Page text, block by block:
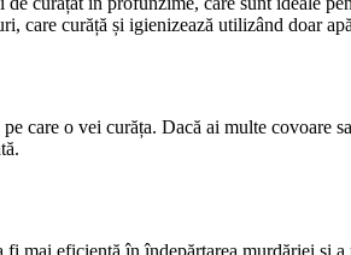
care curăță și igienizează utilizând doar
care o vei curăța. Dacă ai multe covoare
fi mai eficientă în îndepărtarea murdăriei